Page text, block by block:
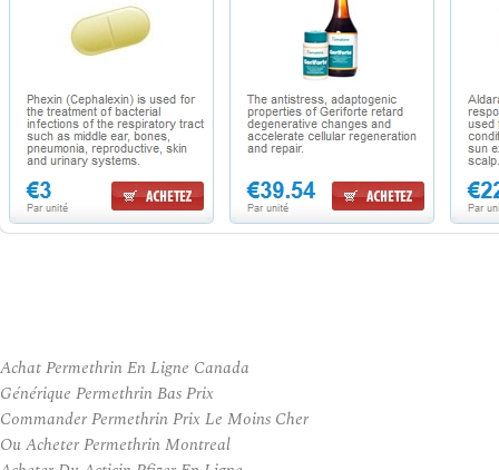
Achat Permethrin En Ligne Canada
Générique Permethrin Bas Prix
Commander Permethrin Prix Le Moins Cher
Ou Acheter Permethrin Montreal